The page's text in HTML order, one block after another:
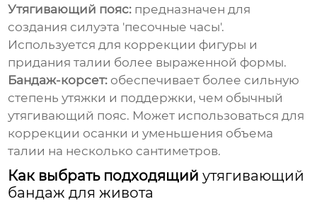
Утягивающий пояс: предназначен для
создания силуэта 'песочные часы'.
Используется для коррекции фигуры и
придания талии более выраженной формы.
Бандаж-корсет: обеспечивает более сильную
степень утяжки и поддержки, чем обычный
утягивающий пояс. Может использоваться для
коррекции осанки и уменьшения объема
талии на несколько сантиметров.
Как выбрать подходящийутягивающий
бандаж для живота